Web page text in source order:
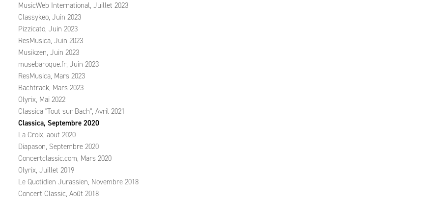
MusicWeb International, Juillet 2023
Classykeo, Juin 2023
Pizzicato, Juin 2023
ResMusica, Juin 2023
Musikzen, Juin 2023
musebaroque.fr, Juin 2023
ResMusica, Mars 2023
Bachtrack, Mars 2023
Olyrix, Mai 2022
Classica "Tout sur Bach", Avril 2021
Classica, Septembre 2020
La Croix, aout 2020
Diapason, Septembre 2020
Concertclassic.com, Mars 2020
Olyrix, Juillet 2019
Le Quotidien Jurassien, Novembre 2018
Concert Classic, Août 2018